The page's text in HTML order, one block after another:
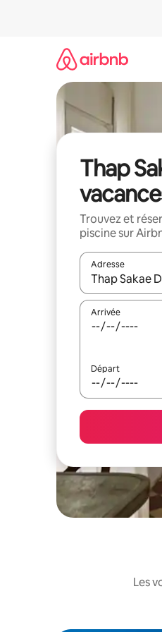
Thap
Trouvez et
piscine sur
Adresse
Lorsque les
Arrivée
Départ
Les